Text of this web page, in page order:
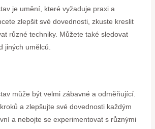
je umění, které vyžaduje praxi a
zlepšit své dovednosti, zkuste kreslit
různé techniky. Můžete také sledovat
jiných umělců.
může být velmi zábavné a odměňující.
a zlepšujte své dovednosti každým
a nebojte se experimentovat s různými